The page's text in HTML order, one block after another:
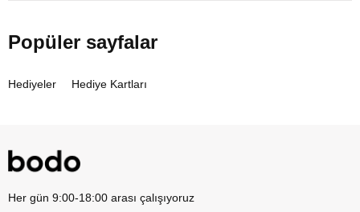
Popüler sayfalar
Hediyeler Hediye Kartları
Her gün 9:00-18:00 arası çalışıyoruz